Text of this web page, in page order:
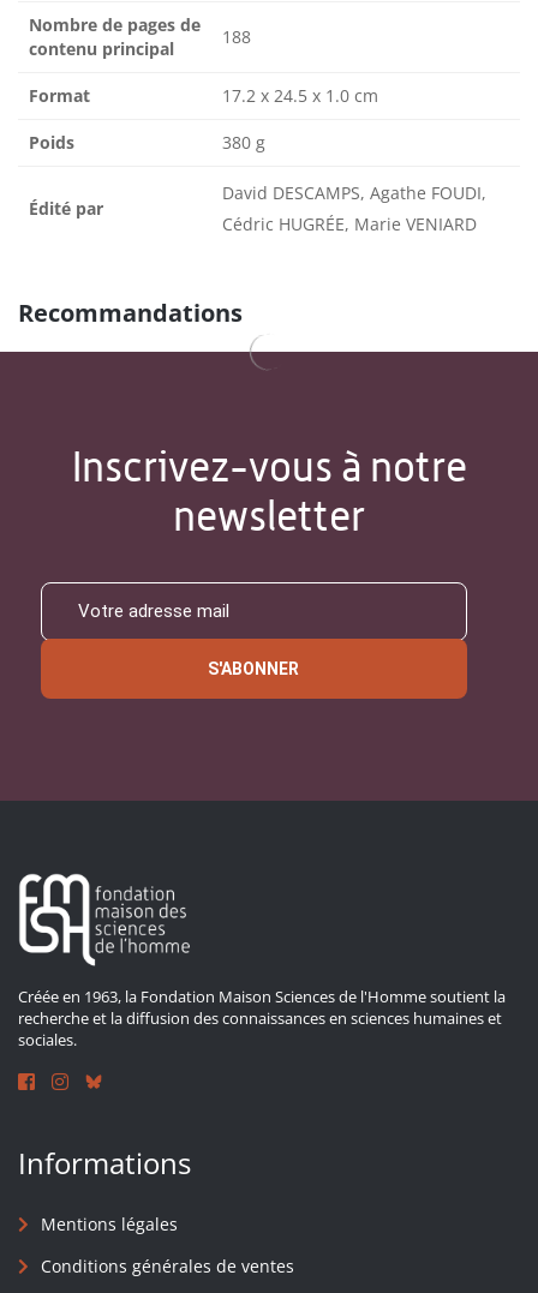
Nombre de pages de
contenu principal
188
Format 17.2 x 24.5 x 1.0 cm
Poids 380 g
Édité par
David DESCAMPS, Agathe FOUDI,
Cédric HUGRÉE, Marie VENIARD
Recommandations
Inscrivez-vous à notre
newsletter
S'ABONNER
Créée en 1963, la Fondation Maison Sciences de l'Homme soutient la
recherche et la diffusion des connaissances en sciences humaines et
sociales.
Informations
Mentions légales
Conditions générales de ventes